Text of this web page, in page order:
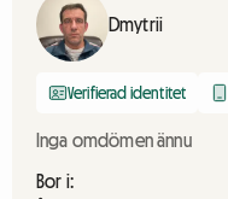
Dmytrii
Verifierad identitet
Inga omdömen ännu
Bor i: